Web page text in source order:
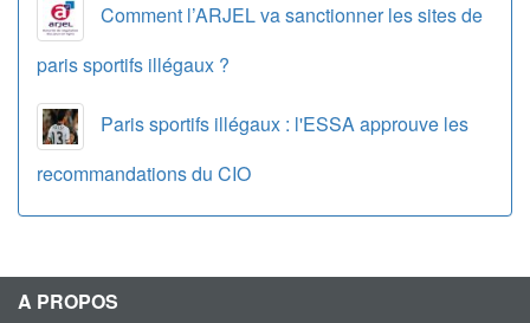
Comment l’ARJEL va sanctionner les sites de
paris sportifs illégaux ?
Paris sportifs illégaux : l'ESSA approuve les
recommandations du CIO
A PROPOS